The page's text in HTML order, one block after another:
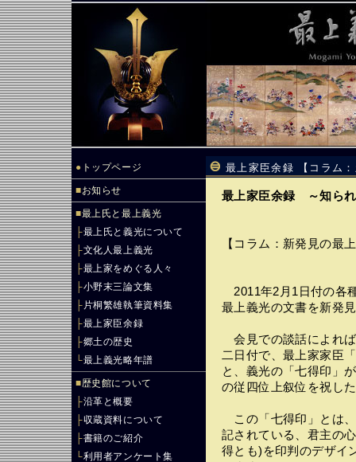
● トップページ
■お知らせ
■最上氏と最上義光
├最上氏と義光について
├文化人最上義光
├最上家をめぐる人々
├小野末三論文集
├ 片桐繁雄執筆資料集
├最上家臣余録
├郷土の歴史
└最上義光略年譜
■歴史館について
├沿革と概要
├収蔵資料について
├書籍のご紹介
└利用者アンケート集
最上家臣余録 【コラム
最上家臣余録 ～知ら
【コラム：新発見の最
2011年2月1日付の各
最上義光の文書を新発
会見での談話によれ
二日付で、最上家家臣
と、義光の「七得印」
の従四位上叙位を祝し
この「七得印」とは
記されている、君主の
得とも)を印判のデザイ